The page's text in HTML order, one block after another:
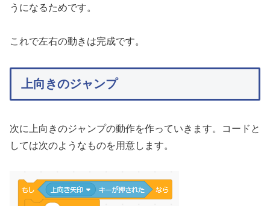
うになるためです。
これで左右の動きは完成です。
上向きのジャンプ
次に上向きのジャンプの動作を作っていきます。コードと
しては次のようなものを用意します。